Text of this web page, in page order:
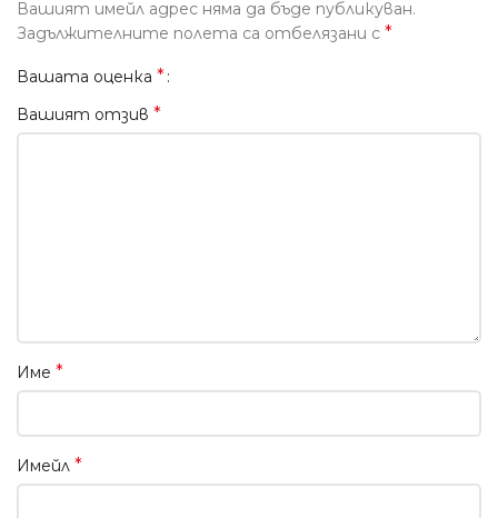
Вашият имейл адрес няма да бъде публикуван.
Задължителните полета са отбелязани с *
Вашата оценка *
Вашият отзив *
Име *
Имейл *